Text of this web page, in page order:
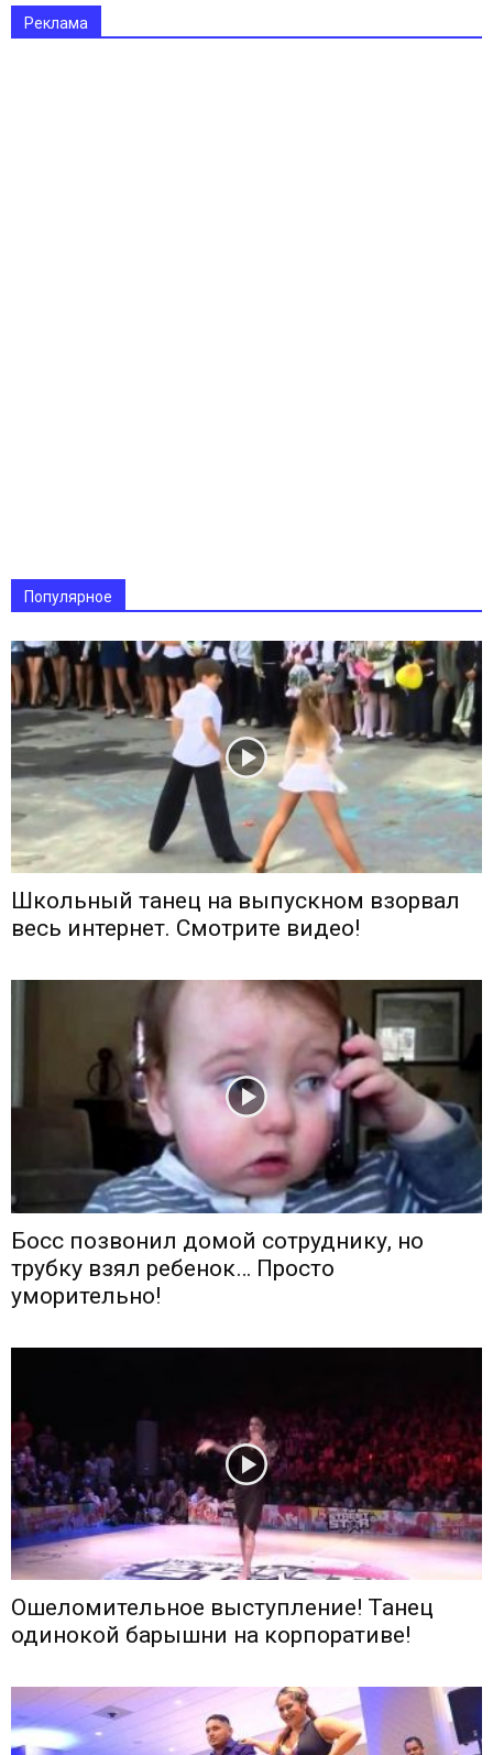
Реклама
Популярное
Школьный танец на выпускном взорвал
весь интернет. Смотрите видео!
Босс позвонил домой сотруднику, но
трубку взял ребенок… Просто
уморительно!
Ошеломительное выступление! Танец
одинокой барышни на корпоративе!